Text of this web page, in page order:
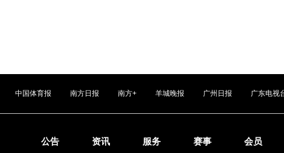
中国体育报 南方日报 南方+ 羊城晚报 广州日报 广东电视
公告 资讯 服务 赛事 会员